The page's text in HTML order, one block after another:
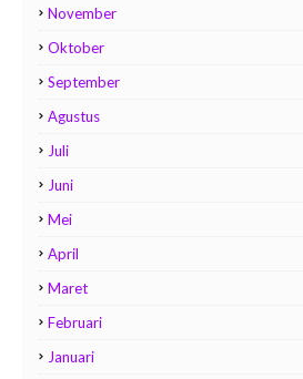
November
Oktober
September
Agustus
Juli
Juni
Mei
April
Maret
Februari
Januari